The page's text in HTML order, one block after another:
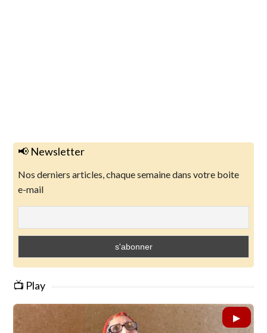
📢 Newsletter
Nos derniers articles, chaque semaine dans votre boite
e-mail
📺 Play